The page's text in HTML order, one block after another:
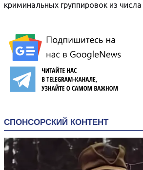
криминальных группировок из